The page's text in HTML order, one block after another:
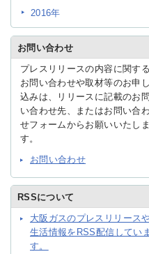
IR情報
採用情報
プレスリリース
2016年
お問い合わせ
プレスリリースの内容に関する
お問い合わせや取材等のお申し
込みは、リリースに記載のお問
い合わせ先、またはお問い合
せフォームからお願いいたしま
す。
お問い合わせ
RSSについて
大阪ガスのプレスリリース
生活情報をRSS配信していま
す。